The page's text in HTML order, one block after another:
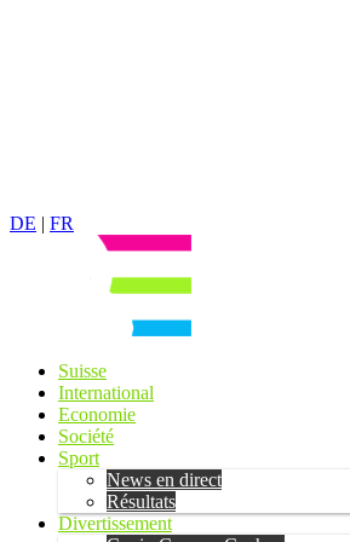
DE | FR
Suisse
International
Economie
Société
Sport
News en direct
Résultats
Divertissement